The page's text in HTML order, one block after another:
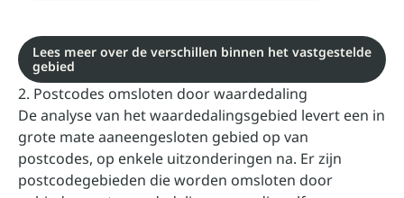
Lees meer over de verschillen binnen het vastgestelde
gebied
2. Postcodes omsloten door waardedaling
De analyse van het waardedalingsgebied levert een in
grote mate aaneengesloten gebied op van
postcodes, op enkele uitzonderingen na. Er zijn
postcodegebieden die worden omsloten door